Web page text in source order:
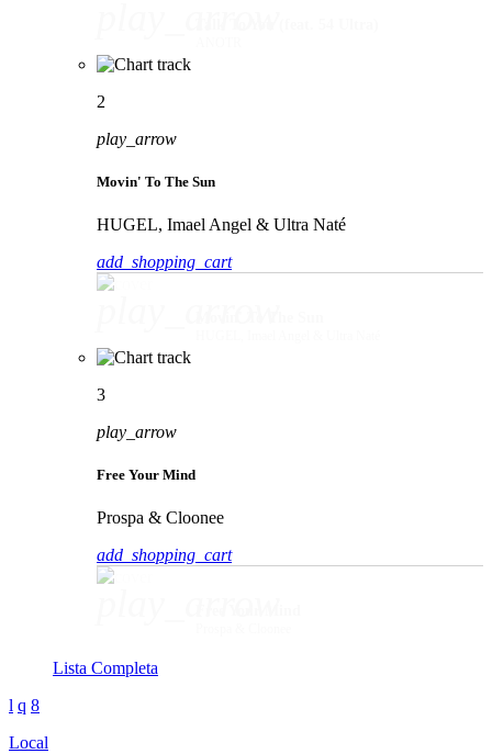
2
play_arrow
Movin' To The Sun
HUGEL, Imael Angel & Ultra Naté
add_shopping_cart
3
play_arrow
Free Your Mind
Prospa & Cloonee
add_shopping_cart
Lista Completa
Local